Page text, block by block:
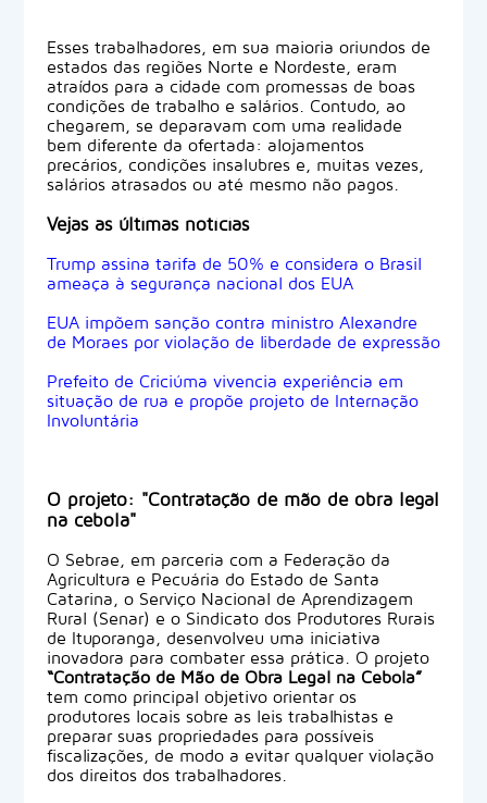
Esses trabalhadores, em sua maioria oriundos de
estados das regiões Norte e Nordeste, eram
atraídos para a cidade com promessas de boas
condições de trabalho e salários. Contudo, ao
chegarem, se deparavam com uma realidade
bem diferente da ofertada: alojamentos
precários, condições insalubres e, muitas vezes,
salários atrasados ou até mesmo não pagos.
Vejas as últimas notícias
Trump assina tarifa de 50% e considera o Brasil
ameaça à segurança nacional dos EUA
EUA impõem sanção contra ministro Alexandre
de Moraes por violação de liberdade de expressão
Prefeito de Criciúma vivencia experiência em
situação de rua e propõe projeto de Internação
Involuntária
O projeto: "Contratação de mão de obra legal
na cebola"
O Sebrae, em parceria com a Federação da
Agricultura e Pecuária do Estado de Santa
Catarina, o Serviço Nacional de Aprendizagem
Rural (Senar) e o Sindicato dos Produtores Rurais
de Ituporanga, desenvolveu uma iniciativa
inovadora para combater essa prática. O projeto
“Contratação de Mão de Obra Legal na Cebola”
tem como principal objetivo orientar os
produtores locais sobre as leis trabalhistas e
preparar suas propriedades para possíveis
fiscalizações, de modo a evitar qualquer violação
dos direitos dos trabalhadores.